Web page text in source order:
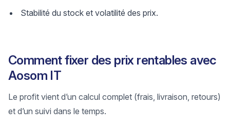
Stabilité du stock et volatilité des prix.
Comment fixer des prix rentables avec
Aosom IT
Le profit vient d’un calcul complet (frais, livraison, retours)
et d’un suivi dans le temps.